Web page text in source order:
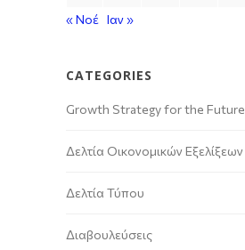
« Νοέ Ιαν »
CATEGORIES
Growth Strategy for the Future
Δελτία Οικονομικών Εξελίξεων
Δελτία Τύπου
Διαβουλεύσεις